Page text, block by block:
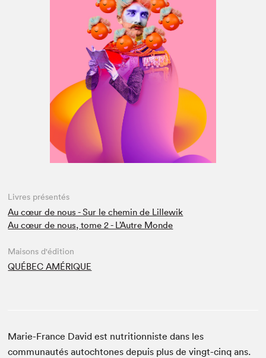
Livres présentés
Au cœur de nous - Sur le chemin de Lillewik
Au cœur de nous, tome 2 - L’Autre Monde
Maisons d'édition
QUÉBEC AMÉRIQUE
Marie-France David est nutritionniste dans les
communautés autochtones depuis plus de vingt-cinq ans.